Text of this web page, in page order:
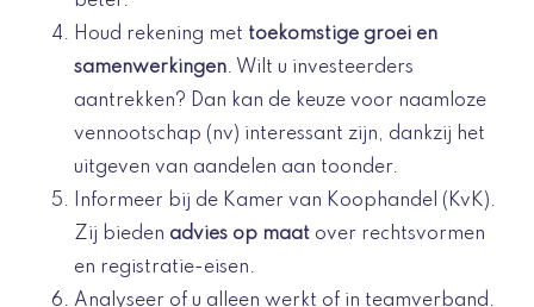
Houd rekening met toekomstige groei en
samenwerkingen. Wilt u investeerders
aantrekken? Dan kan de keuze voor naamloze
vennootschap (nv) interessant zijn, dankzij het
uitgeven van aandelen aan toonder.
Informeer bij de Kamer van Koophandel (KvK).
Zij bieden advies op maat over rechtsvormen
en registratie-eisen.
Analyseer of u alleen werkt of in teamverband.